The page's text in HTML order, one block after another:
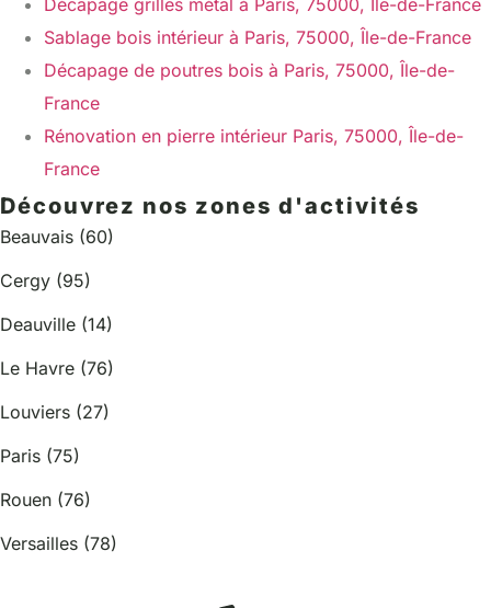
Décapage grilles métal à Paris, 75000, Île-de-France
Sablage bois intérieur à Paris, 75000, Île-de-France
Décapage de poutres bois à Paris, 75000, Île-de-
France
Rénovation en pierre intérieur Paris, 75000, Île-de-
France
Découvrez nos zones d'activités
Beauvais (60)
Cergy (95)
Deauville (14)
Le Havre (76)
Louviers (27)
Paris (75)
Rouen (76)
Versailles (78)